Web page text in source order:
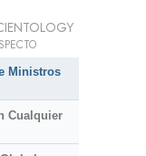
Ministros
Cualquier